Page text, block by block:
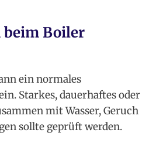
Boiler
ein normales
Starkes, dauerhaftes oder
mit Wasser, Geruch
sollte geprüft werden.